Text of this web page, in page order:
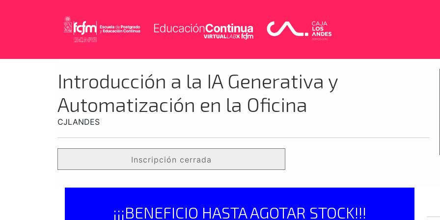
Introducción a la IA Generativa y
Automatización en la Oficina
CJLANDES
Inscripción cerrada
¡¡¡BENEFICIO HASTA AGOTAR STOCK!!!